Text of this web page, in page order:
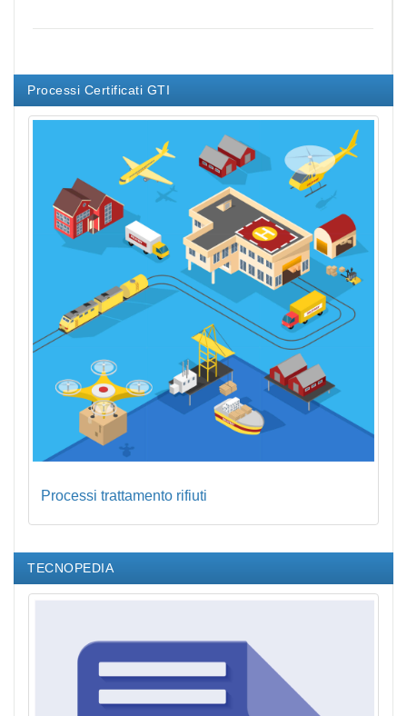
Processi Certificati GTI
Processi trattamento rifiuti
TECNOPEDIA